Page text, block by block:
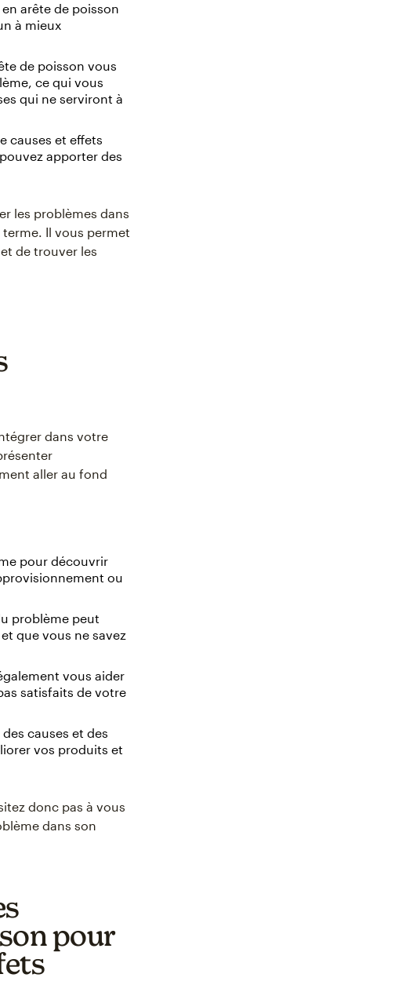
arête de poisson
à mieux
de poisson vous
ce qui vous
qui ne serviront à
causes et effets
apporter des
les problèmes dans
Il vous permet
de trouver les
dans votre
aller au fond
pour découvrir
ou
problème peut
que vous ne savez
vous aider
satisfaits de votre
des causes et des
vos produits et
donc pas à vous
dans son
pour